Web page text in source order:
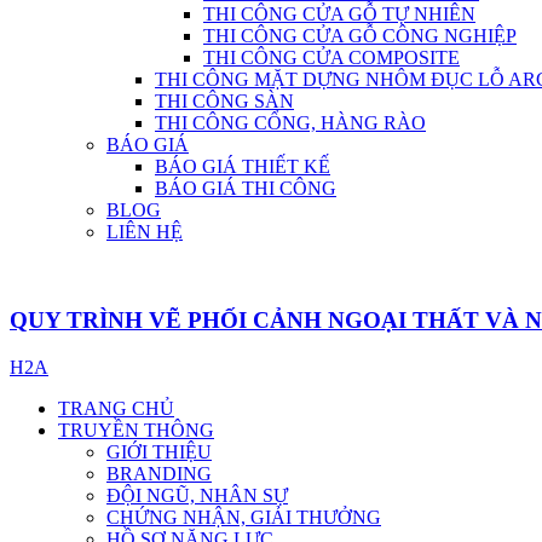
THI CÔNG CỬA GỖ TỰ NHIÊN
THI CÔNG CỬA GỖ CÔNG NGHIỆP
THI CÔNG CỬA COMPOSITE
THI CÔNG MẶT DỰNG NHÔM ĐỤC LỖ
THI CÔNG SÀN
THI CÔNG CỔNG, HÀNG RÀO
BÁO GIÁ
BÁO GIÁ THIẾT KẾ
BÁO GIÁ THI CÔNG
BLOG
LIÊN HỆ
QUY TRÌNH VẼ PHỐI CẢNH NGOẠI THẤT VÀ
H2A
TRANG CHỦ
TRUYỀN THÔNG
GIỚI THIỆU
BRANDING
ĐỘI NGŨ, NHÂN SỰ
CHỨNG NHẬN, GIẢI THƯỞNG